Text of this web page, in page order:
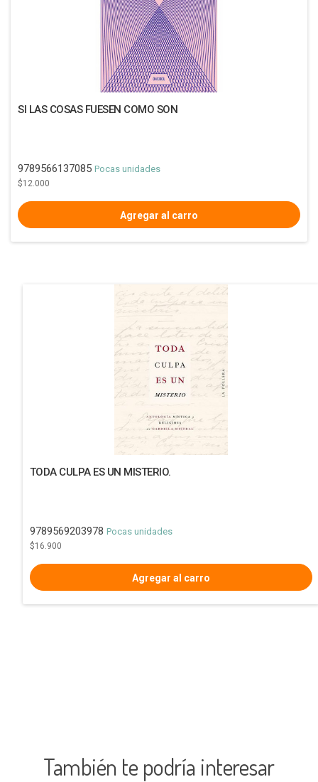
SI LAS COSAS FUESEN COMO SON
9789566137085 Pocas unidades
$12.000
TODA CULPA ES UN MISTERIO.
9789569203978 Pocas unidades
$16.900
También te podría interesar